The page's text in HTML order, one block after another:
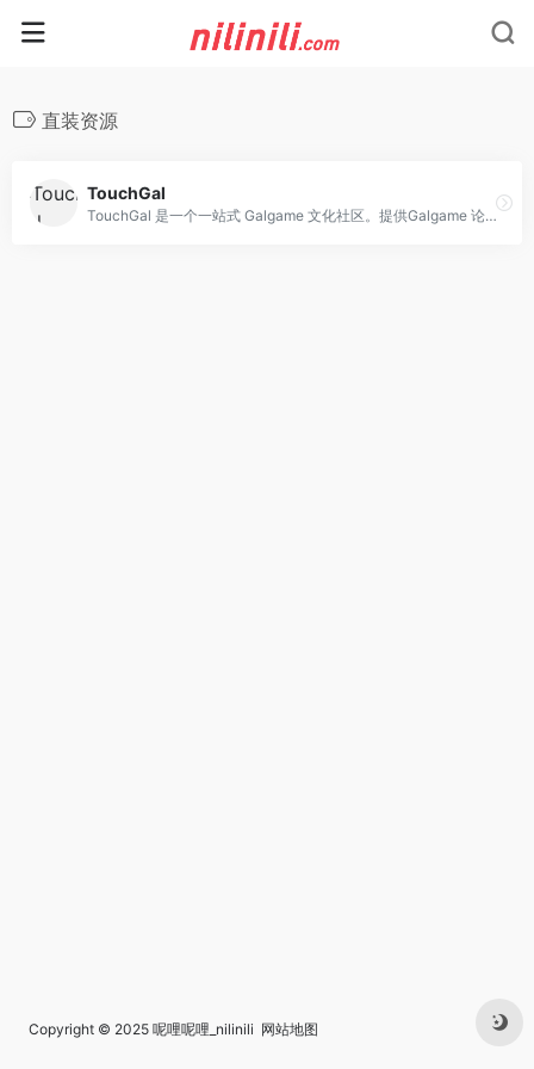
直装资源
TouchGal
TouchGal 是一个一站式 Galgame 文化社区。提供Galgame 论坛、Galgame 下载等服务。承诺永久免费, 高质量。为Galgame 爱好者提供一片净土！
Copyright © 2025 呢哩呢哩_nilinili 网站地图